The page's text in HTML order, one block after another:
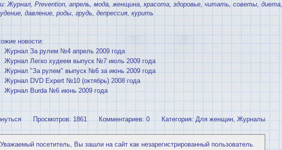
Журнал, Prevention, апрель, мода,женщина, красота, здоровье, читать, советы, диета,
, давление, роды, грудь, депрессия, курить
новости:
Журнал За рулем №4 апрель 2009 года
Журнал Легко худеем выпуск №7 июль 2009 года
Журнал "За рулем" выпуск №6 за июнь 2009 года
Журнал DVD Expert №10 (октябрь) 2008 года
Журнал Burda №6 июнь 2009 года
Просмотров: 1861 Комментариев: 0 Категория: Для женщин, Журналы
Уважаемый посетитель, Вы зашли на сайт как незарегистрированный пользователь.